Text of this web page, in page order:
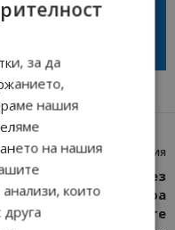
да съчетае автентичния
Следваща статия
Всеки понеделник през
лятото: Стара Загора
предлага на своите
за да
нашия
на нашия
които